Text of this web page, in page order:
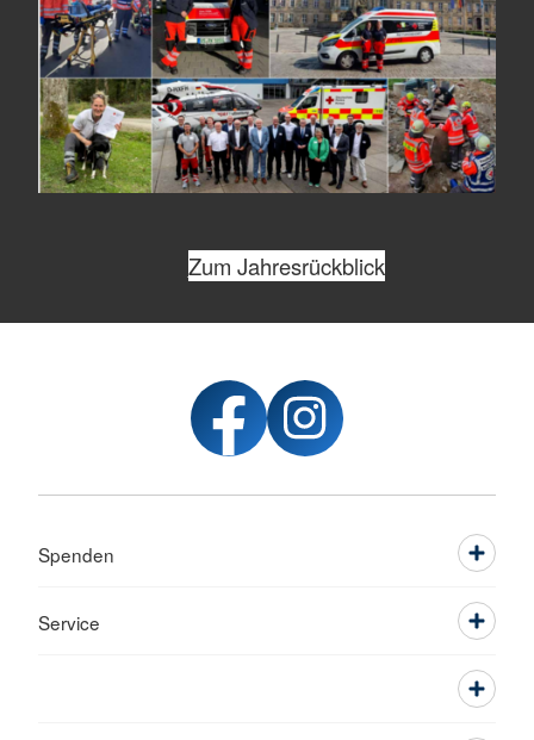
Zum Jahresrückblick
Spenden
Service